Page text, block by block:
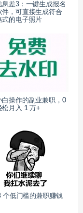
息差3：一键生成报名
件，可直接生成符合
式的电子照片
白操作的副业兼职，0
松月入 1 万+
个低门槛的兼职赚钱